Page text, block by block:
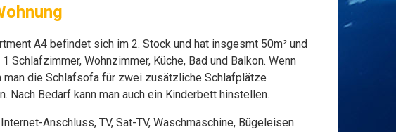
A4 befindet sich im 2. Stock und hat insgesmt 50m² und
Schlafzimmer, Wohnzimmer, Küche, Bad und Balkon. Wenn
man die Schlafsofa für zwei zusätzliche Schlafplätze
Nach Bedarf kann man auch ein Kinderbett hinstellen.
Anschluss, TV, Sat-TV, Waschmaschine, Bügeleisen